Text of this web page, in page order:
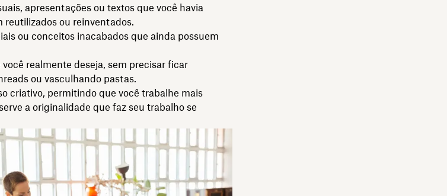
apresentações ou textos que você havia
reutilizados ou reinventados.
ou conceitos inacabados que ainda possuem
realmente deseja, sem precisar ficar
ou vasculhando pastas.
criativo, permitindo que você trabalhe mais
a originalidade que faz seu trabalho se